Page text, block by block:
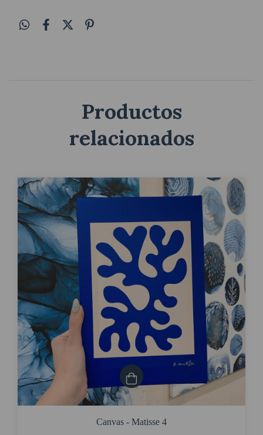
Productos
relacionados
Canvas - Matisse 4